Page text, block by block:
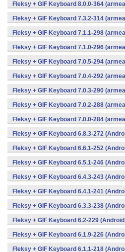
Fleksy + GIF Keyboard 8.0.0-364
Fleksy + GIF Keyboard 7.3.2-314
Fleksy + GIF Keyboard 7.1.1-298
Fleksy + GIF Keyboard 7.1.0-296
Fleksy + GIF Keyboard 7.0.5-294
Fleksy + GIF Keyboard 7.0.4-292
Fleksy + GIF Keyboard 7.0.3-290
Fleksy + GIF Keyboard 7.0.2-288
Fleksy + GIF Keyboard 7.0.0-284
Fleksy + GIF Keyboard 6.8.3-272
Fleksy + GIF Keyboard 6.6.1-252
Fleksy + GIF Keyboard 6.5.1-246
Fleksy + GIF Keyboard 6.4.3-243
Fleksy + GIF Keyboard 6.4.1-241
Fleksy + GIF Keyboard 6.3.3-238
Fleksy + GIF Keyboard 6.2-229
Fleksy + GIF Keyboard 6.1.9-226
Fleksy + GIF Keyboard 6.1.1-218